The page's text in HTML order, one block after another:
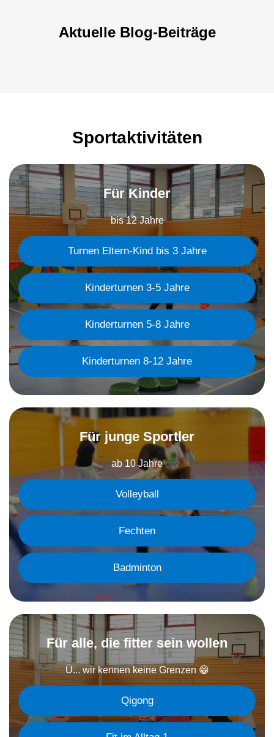
Aktuelle Blog-Beiträge
Sportaktivitäten
Für Kinder
bis 12 Jahre
Turnen Eltern-Kind bis 3 Jahre
Kinderturnen 3-5 Jahre
Kinderturnen 5-8 Jahre
Kinderturnen 8-12 Jahre
Für junge Sportler
ab 10 Jahre
Volleyball
Fechten
Badminton
Für alle, die fitter sein wollen
Ü... wir kennen keine Grenzen 😁
Qigong